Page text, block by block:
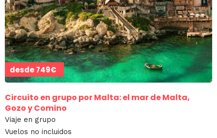
desde749€
Circuito en grupo por Malta: el mar de Malta,
Gozo y Comino
Viaje en grupo
Vuelos no incluidos